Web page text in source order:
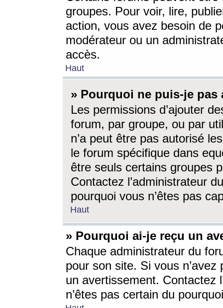
groupes. Pour voir, lire,
action, vous avez besoin de
modérateur ou un
accès.
Haut
» Pourquoi ne puis-je
Les permissions d’ajouter
forum, par groupe, ou par
n’a peut être pas autorisé
le forum spécifique dans
être seuls certains groupes
Contactez l’administrateur
pourquoi vous n’êtes pas
Haut
» Pourquoi ai-je reçu un
Chaque administrateur du
pour son site. Si vous
un avertissement. Contactez
n’êtes pas certain du